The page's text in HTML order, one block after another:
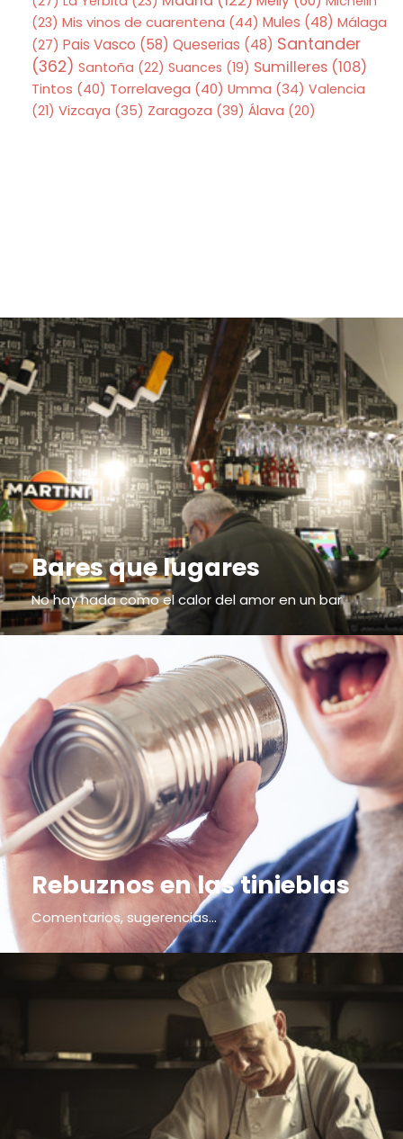
(23) Mis vinos de cuarentena (44) Mules (48) Málaga
(27) Pais Vasco (58) Queserias (48) Santander
(362) Santoña (22) Suances (19) Sumilleres(108)
Tintos (40) Torrelavega (40) Umma (34) Valencia
(21) Vizcaya (35) Zaragoza (39) Álava (20)
Bares que lugares
No hay nada como el calor del amor en un bar
Rebuznos en las tinieblas
Comentarios, sugerencias...